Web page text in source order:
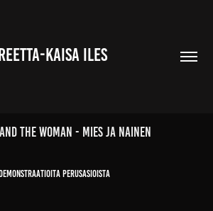
KAISA ILES
The Woman - MIES JA NAINEN
Demonstraatioita perusasioista